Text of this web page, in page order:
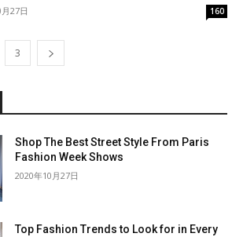
27日 160
3
Shop The Best Street Style From Paris
Fashion Week Shows
2020年10月27日
Top Fashion Trends to Look for in Every